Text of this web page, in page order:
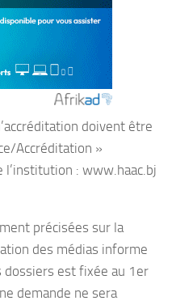
doivent être
Accréditation »
: www.haac.bj
précisées sur la
des médias informe
dossiers est fixée au 1er
demande ne sera